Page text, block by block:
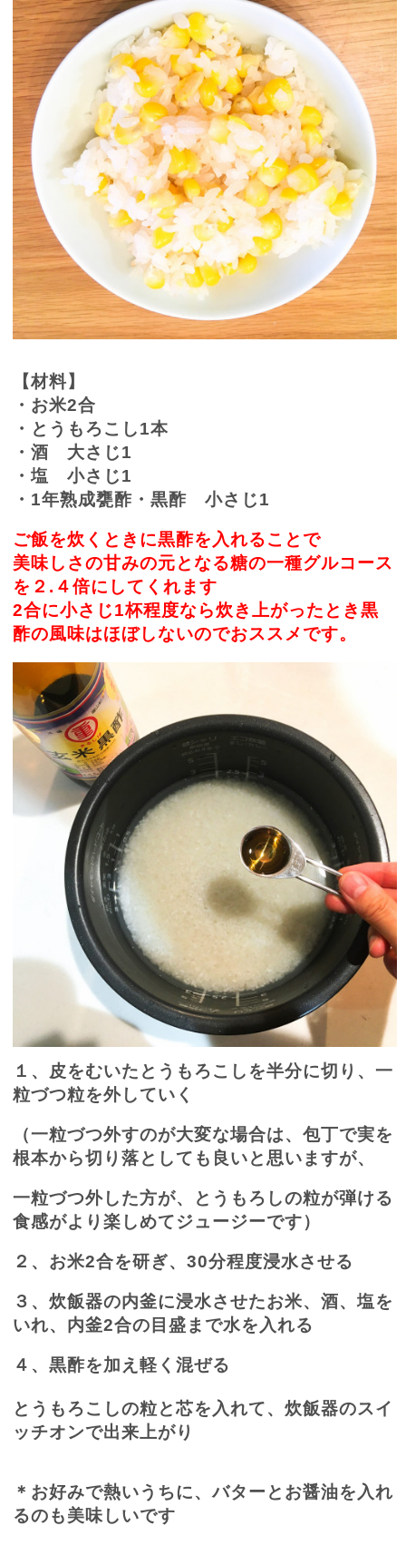
【材料】
・お米2合
・とうもろこし1本
・酒 大さじ1
・塩 小さじ1
・1年熟成甕酢・黒酢 小さじ1
ご飯を炊くときに黒酢を入れることで
美味しさの甘みの元となる糖の一種グルコース
を２.４倍にしてくれます
2合に小さじ1杯程度なら炊き上がったとき黒
酢の風味はほぼしないのでおススメです。
１、皮をむいたとうもろこしを半分に切り、一
粒づつ粒を外していく
（一粒づつ外すのが大変な場合は、包丁で実を
根本から切り落としても良いと思いますが、
一粒づつ外した方が、とうもろしの粒が弾ける
食感がより楽しめてジュージーです）
２、お米2合を研ぎ、30分程度浸水させる
３、炊飯器の内釜に浸水させたお米、酒、塩を
いれ、内釜2合の目盛まで水を入れる
４、黒酢を加え軽く混ぜる
とうもろこしの粒と芯を入れて、炊飯器のスイ
ッチオンで出来上がり
＊お好みで熱いうちに、バターとお醤油を入れ
るのも美味しいです